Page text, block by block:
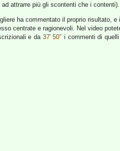
attrarre più gli scontenti che i contenti).
ha commentato il proprio risultato,
centrate e ragionevoli. Nel video
e da 37′ 50″ i commenti di